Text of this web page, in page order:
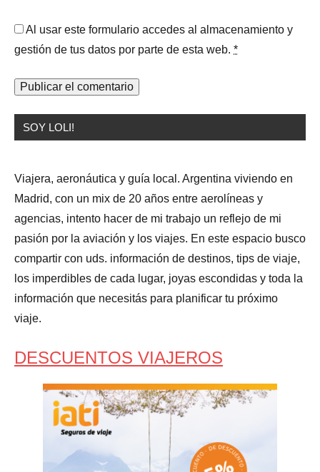
Al usar este formulario accedes al almacenamiento y
gestión de tus datos por parte de esta web. *
SOY LOLI!
Viajera, aeronáutica y guía local. Argentina viviendo en
Madrid, con un mix de 20 años entre aerolíneas y
agencias, intento hacer de mi trabajo un reflejo de mi
pasión por la aviación y los viajes. En este espacio busco
compartir con uds. información de destinos, tips de viaje,
los imperdibles de cada lugar, joyas escondidas y toda la
información que necesitás para planificar tu próximo
viaje.
DESCUENTOS VIAJEROS